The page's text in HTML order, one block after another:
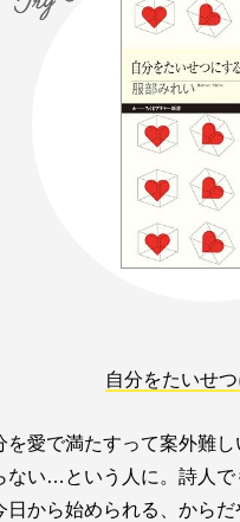
自分をたいせ
を愛で満たすって案外難
ない…という人に。詩人で
日から始められる、から